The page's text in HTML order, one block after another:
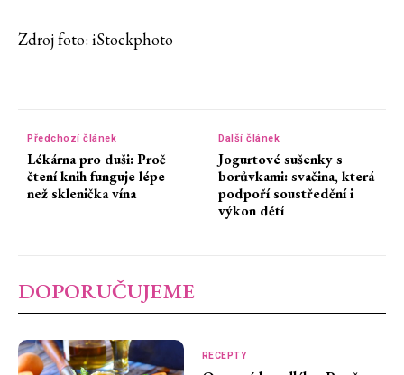
Zdroj foto: iStockphoto
Předchozí článek
Lékárna pro duši: Proč
čtení knih funguje lépe
než sklenička vína
Další článek
Jogurtové sušenky s
borůvkami: svačina, která
podpoří soustředění i
výkon dětí
DOPORUČUJEME
RECEPTY